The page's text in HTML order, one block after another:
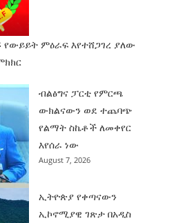
ምዕራፍ እየተሸጋገረ ያለው
ብልፅግና ፓርቲ የምርጫ
ውክልናውን ወደ ተጨባጭ
የልማት ስኬቶች ለመቀየር
እየሰራ ነው
August 7, 2026
ኢትዮጵያ የቀጣናውን
ኢኮኖሚያዊ ገጽታ በአዲስ